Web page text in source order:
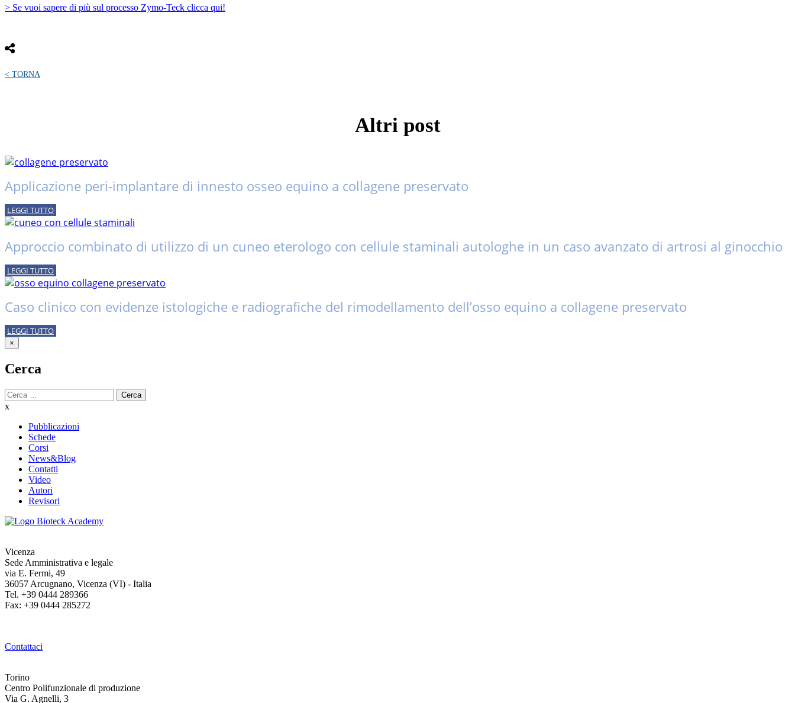
> Se vuoi sapere di più sul processo Zymo-Teck clicca qui!
< TORNA
Altri post
Applicazione peri-implantare di innesto osseo equino a collagene preservato
LEGGI TUTTO
Approccio combinato di utilizzo di un cuneo eterologo con cellule staminali autologhe in un caso avanzato di artrosi al ginocchio
LEGGI TUTTO
Caso clinico con evidenze istologiche e radiografiche del rimodellamento dell’osso equino a collagene preservato
LEGGI TUTTO
×
Cerca
Cerca
x
Pubblicazioni
Schede
Corsi
News&Blog
Contatti
Video
Autori
Revisori
Vicenza
Sede Amministrativa e legale
via E. Fermi, 49
36057 Arcugnano, Vicenza (VI) - Italia
Tel. +39 0444 289366
Fax: +39 0444 285272
Contattaci
Torino
Centro Polifunzionale di produzione
Via G. Agnelli, 3